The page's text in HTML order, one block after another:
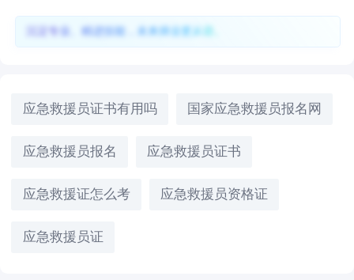
沉淀专业、精进技能，未来择业更从容。
应急救援员证书有用吗 国家应急救援员报名网
应急救援员报名 应急救援员证书
应急救援证怎么考 应急救援员资格证
应急救援员证